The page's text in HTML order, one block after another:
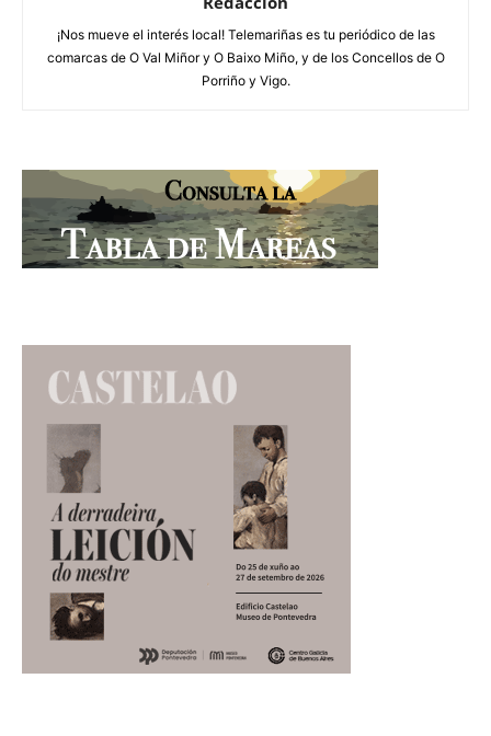
¡Nos mueve el interés local! Telemariñas es tu periódico de las
comarcas de O Val Miñor y O Baixo Miño, y de los Concellos de O
Porriño y Vigo.